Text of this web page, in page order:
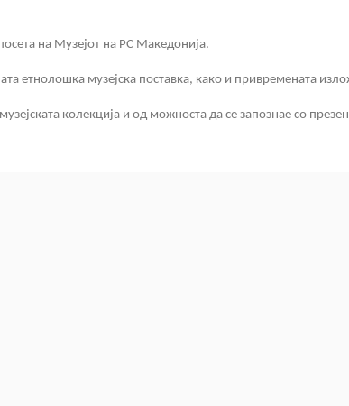
на Музејот на РС Македонија.
етнолошка музејска поставка, како и привремената
колекција и од можноста да се запознае со